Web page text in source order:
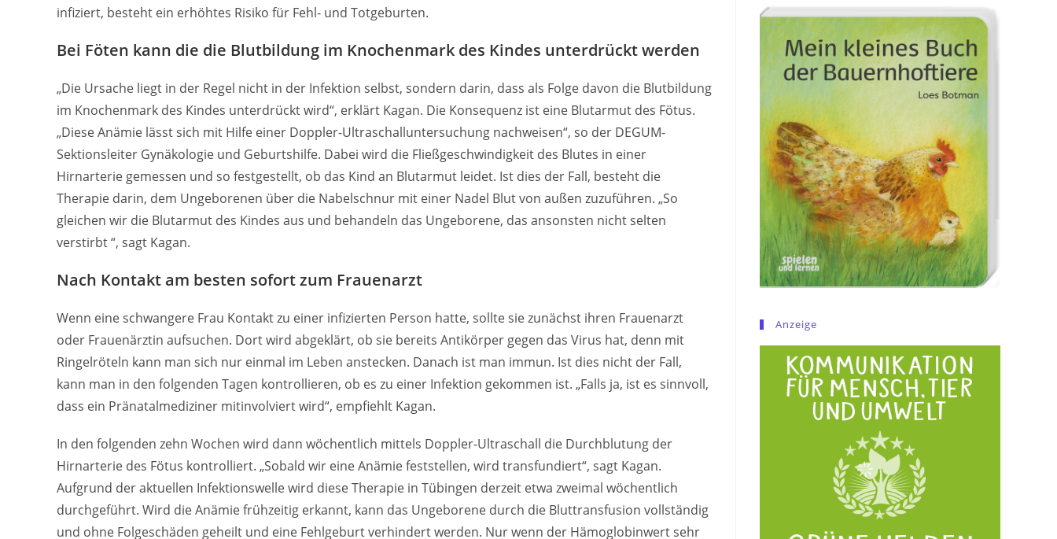
infiziert, besteht ein erhöhtes Risiko für Fehl- und Totgeburten.
Bei Föten kann die die Blutbildung im Knochenmark des Kindes unterdrückt werden
„Die Ursache liegt in der Regel nicht in der Infektion selbst, sondern darin, dass als Folge davon die Blutbildung
im Knochenmark des Kindes unterdrückt wird“, erklärt Kagan. Die Konsequenz ist eine Blutarmut des Fötus.
„Diese Anämie lässt sich mit Hilfe einer Doppler-Ultraschalluntersuchung nachweisen“, so der DEGUM-
Sektionsleiter Gynäkologie und Geburtshilfe. Dabei wird die Fließgeschwindigkeit des Blutes in einer
Hirnarterie gemessen und so festgestellt, ob das Kind an Blutarmut leidet. Ist dies der Fall, besteht die
Therapie darin, dem Ungeborenen über die Nabelschnur mit einer Nadel Blut von außen zuzuführen. „So
gleichen wir die Blutarmut des Kindes aus und behandeln das Ungeborene, das ansonsten nicht selten
verstirbt “, sagt Kagan.
Nach Kontakt am besten sofort zum Frauenarzt
Wenn eine schwangere Frau Kontakt zu einer infizierten Person hatte, sollte sie zunächst ihren Frauenarzt
oder Frauenärztin aufsuchen. Dort wird abgeklärt, ob sie bereits Antikörper gegen das Virus hat, denn mit
Ringelröteln kann man sich nur einmal im Leben anstecken. Danach ist man immun. Ist dies nicht der Fall,
kann man in den folgenden Tagen kontrollieren, ob es zu einer Infektion gekommen ist. „Falls ja, ist es sinnvoll,
dass ein Pränatalmediziner mitinvolviert wird“, empfiehlt Kagan.
In den folgenden zehn Wochen wird dann wöchentlich mittels Doppler-Ultraschall die Durchblutung der
Hirnarterie des Fötus kontrolliert. „Sobald wir eine Anämie feststellen, wird transfundiert“, sagt Kagan.
Aufgrund der aktuellen Infektionswelle wird diese Therapie in Tübingen derzeit etwa zweimal wöchentlich
durchgeführt. Wird die Anämie frühzeitig erkannt, kann das Ungeborene durch die Bluttransfusion vollständig
und ohne Folgeschäden geheilt und eine Fehlgeburt verhindert werden. Nur wenn der Hämoglobinwert sehr
Anzeige